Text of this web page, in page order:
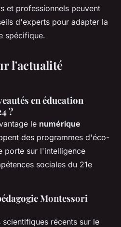
et professionnels peuvent
d'experts pour adapter la
spécifique.
l'actualité
en éducation
?
le numérique
des programmes d'éco-
porte sur l'intelligence
sociales du 21e
Montessori
récents sur le